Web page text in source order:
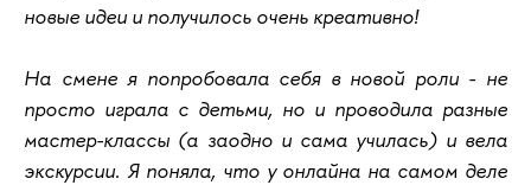
новые идеи и получилось очень креативно!
На смене я попробовала себя в новой роли - не
просто играла с детьми, но и проводила разные
мастер-классы (а заодно и сама училась) и вела
экскурсии. Я поняла, что у онлайна на самом деле